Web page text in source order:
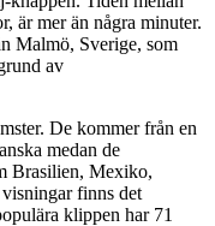
är mer än några minuter.
Malmö, Sverige, som
av
De kommer från en
medan de
Brasilien, Mexiko,
finns det
klippen har 71